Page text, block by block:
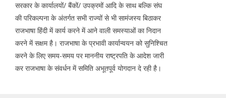
सरकार के कार्यालयों/ बैंकों/ उपक्रमों आदि के साथ बल्कि संघ
की परिकल्पना के अंतर्गत सभी राज्यों से भी सामंजस्य बिठाकर
राजभाषा हिंदी में कार्य करने में आने वाली समस्याओं का निदान
करने में सक्षम है। राजभाषा के प्रभावी कार्यान्वयन को सुनिश्चित
करने के लिए समय-समय पर माननीय राष्ट्रपति के आदेश जारी
कर राजभाषा के संवर्धन में समिति अभूतपूर्व योगदान दे रही है।